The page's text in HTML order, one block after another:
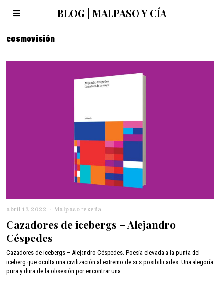
BLOG | MALPASO Y CÍA
cosmovisión
abril 12, 2022
r
i
l
1
2
,
0
Malpaso reseña
Cazadores de icebergs – Alejandro
Céspedes
Cazadores de icebergs – Alejandro Céspedes. Poesía elevada a la punta del
iceberg que oculta una civilización al extremo de sus posibilidades. Una alegoría
pura y dura de la obsesión por encontrar una